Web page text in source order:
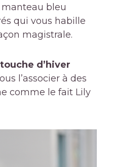
manteau bleu
qui vous habille
magistrale.
d’hiver
l’associer à des
comme le fait Lily